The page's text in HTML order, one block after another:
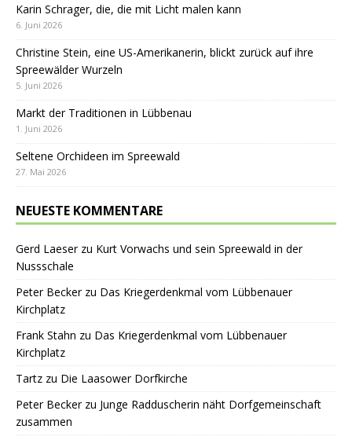
Karin Schrager, die, die mit Licht malen kann
6. Juni 2026
Christine Stein, eine US-Amerikanerin, blickt zurück auf ihre
Spreewälder Wurzeln
5. Juni 2026
Markt der Traditionen in Lübbenau
1. Juni 2026
Seltene Orchideen im Spreewald
27. Mai 2026
NEUESTE KOMMENTARE
Gerd Laeserzu Kurt Vorwachs und sein Spreewald in der
Nussschale
Peter Beckerzu Das Kriegerdenkmal vom Lübbenauer
Kirchplatz
Frank Stahn zu Das Kriegerdenkmal vom Lübbenauer
Kirchplatz
Tartz zu Die Laasower Dorfkirche
Peter Beckerzu Junge Radduscherin näht Dorfgemeinschaft
zusammen